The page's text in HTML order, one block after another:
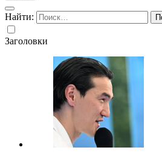
Найти:
Заголовки